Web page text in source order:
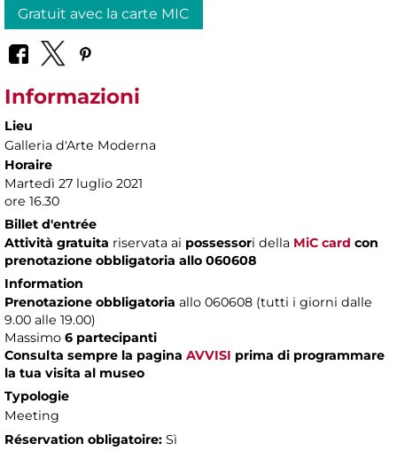
Gratuit avec la carte MIC
Informazioni
Lieu
Galleria d'Arte Moderna
Horaire
Martedì 27 luglio 2021
ore 16.30
Billet d'entrée
Attività gratuita riservata ai possessori della MiC card con
prenotazione obbligatoria allo 060608
Information
Prenotazione obbligatoria allo 060608 (tutti i giorni dalle
9.00 alle 19.00)
Massimo 6 partecipanti
Consulta sempre la pagina AVVISI prima di programmare
la tua visita al museo
Typologie
Meeting
Réservation obligatoire: Sì